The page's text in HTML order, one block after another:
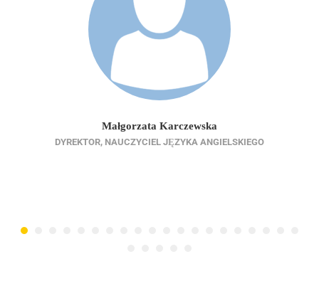
Małgorzata Karczewska
DYREKTOR, NAUCZYCIEL JĘZYKA ANGIELSKIEGO